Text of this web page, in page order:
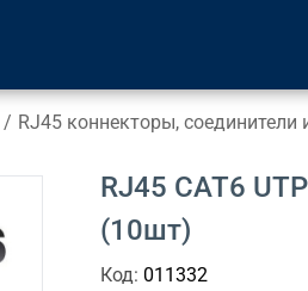
/ RJ45 коннекторы, соединители
RJ45 CAT6
(10шт)
Код: 011332